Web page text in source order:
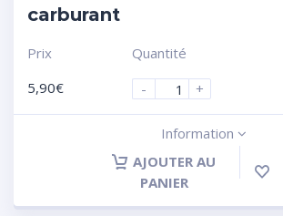
carburant
Prix
5,90€
Quantité
-
+
Information
AJOUTER AU
PANIER